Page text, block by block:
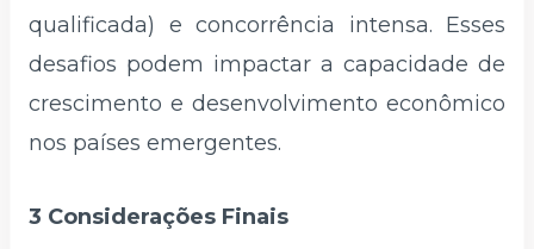
qualificada) e concorrência intensa. Esses
desafios podem impactar a capacidade de
crescimento e desenvolvimento econômico
nos países emergentes.
3 Considerações Finais